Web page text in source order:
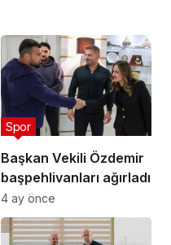
Başkan Vekili Özdemir
başpehlivanları ağırladı
Spor
4 ay önce